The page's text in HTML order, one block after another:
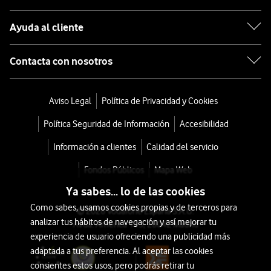
Ayuda al cliente
Contacta con nosotros
Aviso Legal Política de Privacidad y Cookies
Política Seguridad de Información Accesibilidad
Información a clientes Calidad del servicio
Fondos Públicos Mapa Web
© 2026 Vodafone España S.A.U.
Avda. América 115, 28042 Madrid
Ya sabes... lo de las cookies
Como sabes, usamos cookies propias y de terceros para
analizar tus hábitos de navegación y así mejorar tu
experiencia de usuario ofreciendo una publicidad más
adaptada a tus preferencia. Al aceptar las cookies
consientes estos usos, pero podrás retirar tu